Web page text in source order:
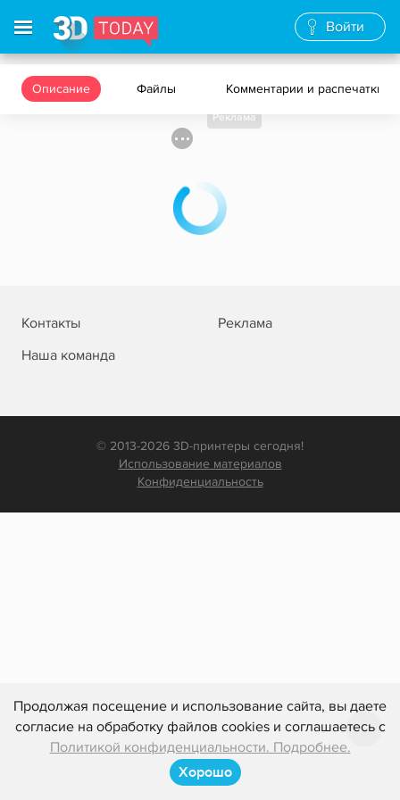
Продолжая посещение и использование сайта, вы даете
согласие на обработку файлов cookies и соглашаетесь с
Политикой конфиденциальности. Подробнее.
Хорошо
Войти
Описание Файлы Комментарии и распечатки
Реклама
Контакты
Реклама
Наша команда
© 2013-2026 3D-принтеры сегодня!
Использование материалов
Конфиденциальность